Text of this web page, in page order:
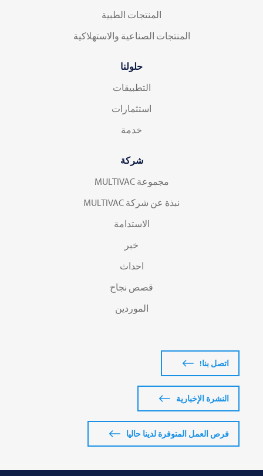
المنتجات الطبية
المنتجات الصناعية والاستهلاكية
حلولنا
التطبيقات
استثمارات
خدمة
شركة
مجموعة MULTIVAC
نبذة عن شركة MULTIVAC
الاستدامة
خبر
احداث
قصص نجاح
الموردين
اتصل بنا!
النشرة الإخبارية
فرص العمل المتوفرة لدينا حاليا